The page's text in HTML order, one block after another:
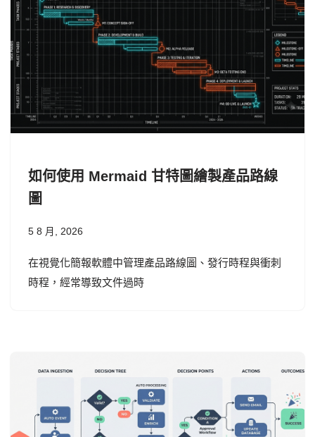
如何使用 Mermaid 甘特圖繪製產品路線
圖
5 8 月, 2026
在視覺化簡報軟體中管理產品路線圖、發行時程與衝刺
時程，經常導致文件過時